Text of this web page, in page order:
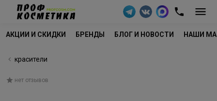
АКЦИИ И СКИДКИ БРЕНДЫ БЛОГ И НОВОСТИ НАШИ
красители
нет отзывов